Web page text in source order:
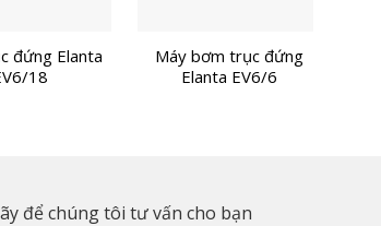
đứng Elanta
18
Máy bơm trục đứng
Elanta EV6/6
để chúng tôi tư vấn cho bạn